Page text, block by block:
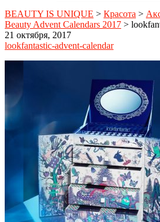
BEAUTY IS UNIQUE > Красота >
Beauty Advent Calendars 2017 >
21 октября, 2017
lookfantastic-advent-calendar